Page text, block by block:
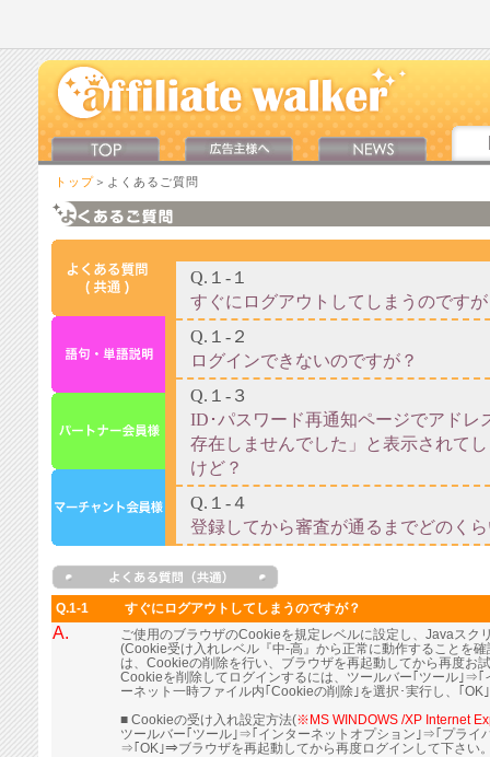
トップ ＞よくあるご質問
Q.1-1 すぐにログアウトしてしまうのですが？
A.
ご使用のブラウザのCookieを規定レベルに設定し、Javaスク
(Cookie受け入れレベル『中-高』から正常に動作することを
は、Cookieの削除を行い、ブラウザを再起動してから再度お
Cookieを削除してログインするには、ツールバー｢ツール｣⇒
ーネット一時ファイル内｢Cookieの削除｣を選択･実行し、｢
■ Cookieの受け入れ設定方法(※MS WINDOWS /XP Internet
ツールバー｢ツール｣⇒｢インターネットオプション｣⇒｢プライ
⇒｢OK｣⇒ブラウザを再起動してから再度ログインして下さい